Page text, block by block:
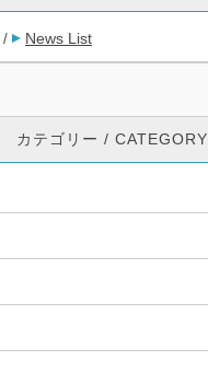
/ News List
カテゴリー / CATEGORY